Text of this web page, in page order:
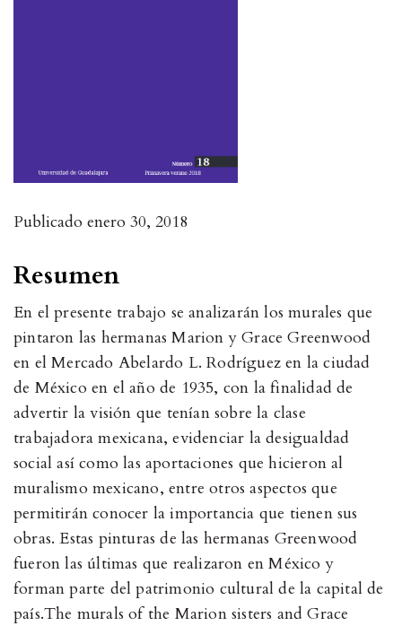
Publicado enero 30, 2018
Resumen
En el presente trabajo se analizarán los murales que
pintaron las hermanas Marion y Grace Greenwood
en el Mercado Abelardo L. Rodríguez en la ciudad
de México en el año de 1935, con la finalidad de
advertir la visión que tenían sobre la clase
trabajadora mexicana, evidenciar la desigualdad
social así como las aportaciones que hicieron al
muralismo mexicano, entre otros aspectos que
permitirán conocer la importancia que tienen sus
obras. Estas pinturas de las hermanas Greenwood
fueron las últimas que realizaron en México y
forman parte del patrimonio cultural de la capital de
país.The murals of the Marion sisters and Grace